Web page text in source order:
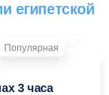
египетской
Популярная
3 часа